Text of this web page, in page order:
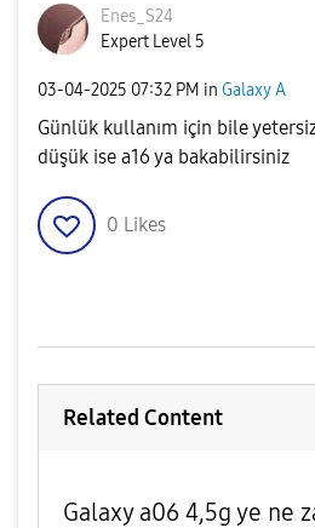
Enes_S24
Expert Level 5
‎03-04-2025 07:32 PM in Galaxy A
Günlük kullanım için bile
düşük ise a16 ya bakabilirsiniz
0 Likes
Related Content
Galaxy a06 4,5g ye ne